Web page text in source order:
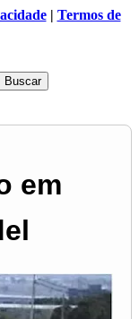
| Termos de
Buscar
em